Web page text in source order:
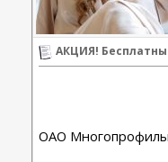
АКЦИЯ!
ОАО